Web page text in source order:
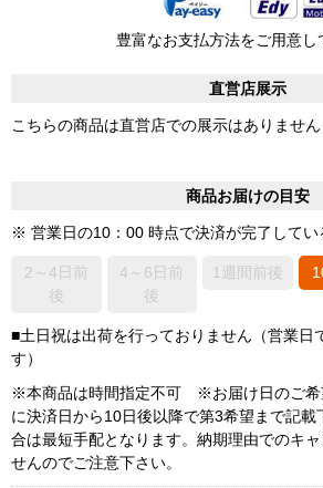
豊富なお支払方法をご用意し
直営店展示
こちらの商品は直営店での展示はありません
商品お届けの目安
※ 営業日の10：00 時点で決済が完了してい
2～4日前
後
4～6日前
後
1週間前後
■土日祝は出荷を行っておりません（営業日
す）
※本商品は時間指定不可 ※お届け日のご希
に決済日から10日後以降で第3希望まで記載
合は最短手配となります。納期理由でのキ
せんのでご注意下さい。